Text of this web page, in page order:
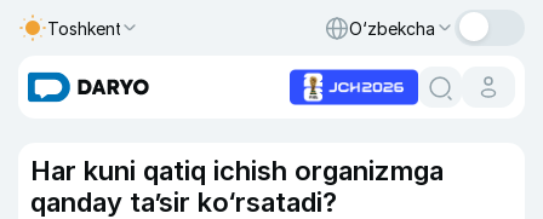
Toshkent O‘zbekcha
Har kuni qatiq ichish organizmga
qanday ta’sir ko‘rsatadi?